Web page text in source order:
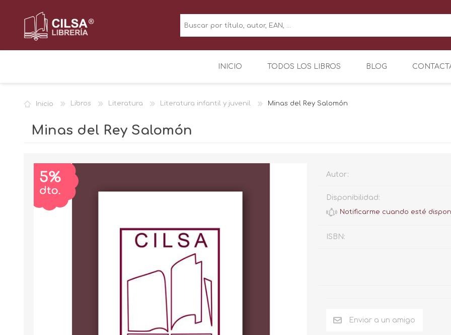
INICIO TODOS LOS LIBROS BLOG
Inicio Libros Literatura Literatura infantil y juvenil Minas del Rey Salomón
Minas del Rey Salomón
Autor:
Disponibilidad:
ISBN: